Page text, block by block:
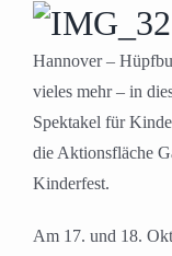
Hannover –
vieles mehr – in
Spektakel für
die Aktionsfläche
Kinderfest.
Am 17. und 18.